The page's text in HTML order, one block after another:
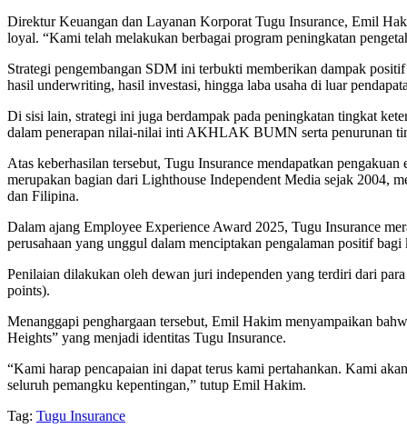
Direktur Keuangan dan Layanan Korporat Tugu Insurance, Emil
loyal. “Kami telah melakukan berbagai program peningkatan
Strategi pengembangan SDM ini terbukti memberikan dampak
hasil underwriting, hasil investasi, hingga laba usaha di luar
Di sisi lain, strategi ini juga berdampak pada peningkatan tingkat
dalam penerapan nilai-nilai inti AKHLAK BUMN serta penurunan
Atas keberhasilan tersebut, Tugu Insurance mendapatkan
merupakan bagian dari Lighthouse Independent Media sejak 2004,
dan Filipina.
Dalam ajang Employee Experience Award 2025, Tugu Insurance
perusahaan yang unggul dalam menciptakan pengalaman positif
Penilaian dilakukan oleh dewan juri independen yang terdiri dari
points).
Menanggapi penghargaan tersebut, Emil Hakim menyampaikan
Heights” yang menjadi identitas Tugu Insurance.
“Kami harap pencapaian ini dapat terus kami pertahankan. Kami
seluruh pemangku kepentingan,” tutup Emil Hakim.
Tag: Tugu Insurance